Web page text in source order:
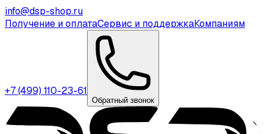
info@dsp-shop.ru
Получение и оплатаСервис и поддержкаКомпаниям
+7 (499) 110-23-61
Обратный звонок